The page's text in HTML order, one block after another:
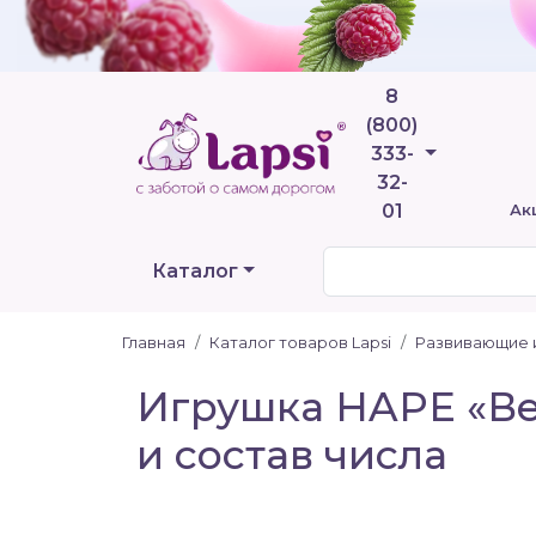
8
(800)
333-
32-
01
Телефоны
Каталог
Главная Каталог товаров Lapsi Развивающие
Игрушка HAPE
и состав числа